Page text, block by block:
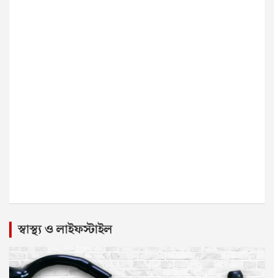
স্বাস্থ্য ও লাইফস্টাইল